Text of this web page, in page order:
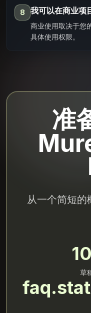
8 我可以在商业项
商业使用取决于您
具体使用权限。
准
从一个简短
草